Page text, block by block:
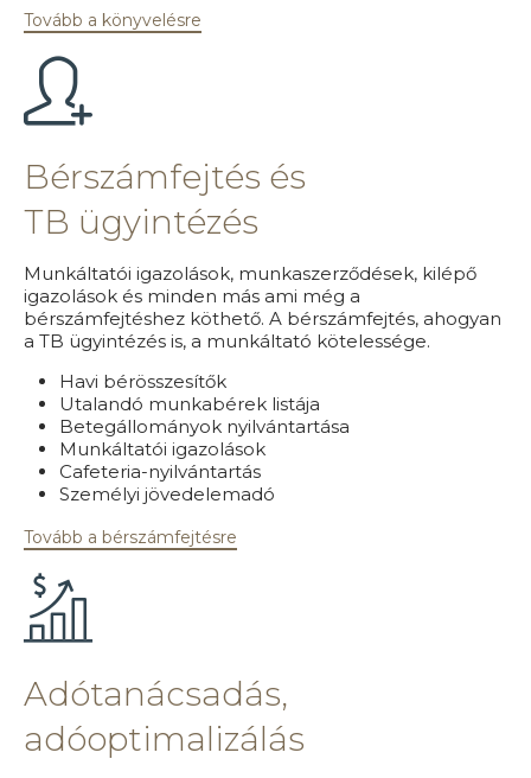
Tovább a könyvelésre
Bérszámfejtés és
TB ügyintézés
Munkáltatói igazolások, munkaszerződések, kilépő
igazolások és minden más ami még a
bérszámfejtéshez köthető. A bérszámfejtés, ahogyan
a TB ügyintézés is, a munkáltató kötelessége.
Havi bérösszesítők
Utalandó munkabérek listája
Betegállományok nyilvántartása
Munkáltatói igazolások
Cafeteria-nyilvántartás
Személyi jövedelemadó
Tovább a bérszámfejtésre
Adótanácsadás,
adóoptimalizálás